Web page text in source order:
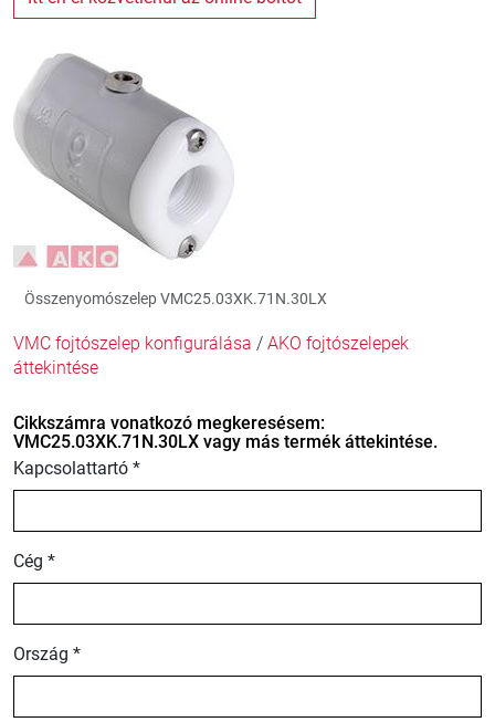
Összenyomószelep VMC25.03XK.71N.30LX
VMC fojtószelep konfigurálása / AKO fojtószelepek
áttekintése
Cikkszámra vonatkozó megkeresésem:
VMC25.03XK.71N.30LX vagy más termék áttekintése.
Kapcsolattartó *
Cég *
Ország *